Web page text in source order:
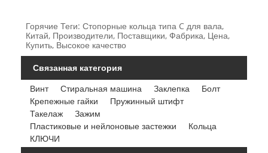
Горячие Теги: Стопорные кольца типа C для вала,
Китай, Производители, Поставщики, Фабрика, Цена,
Купить, Высокое качество
Связанная категория
Винт
Стиральная машина Заклепка
Болт
Крепежные гайки
Пружинный штифт
Такелаж
Зажим
Пластиковые и нейлоновые застежки
Кольца
КЛЮЧИ